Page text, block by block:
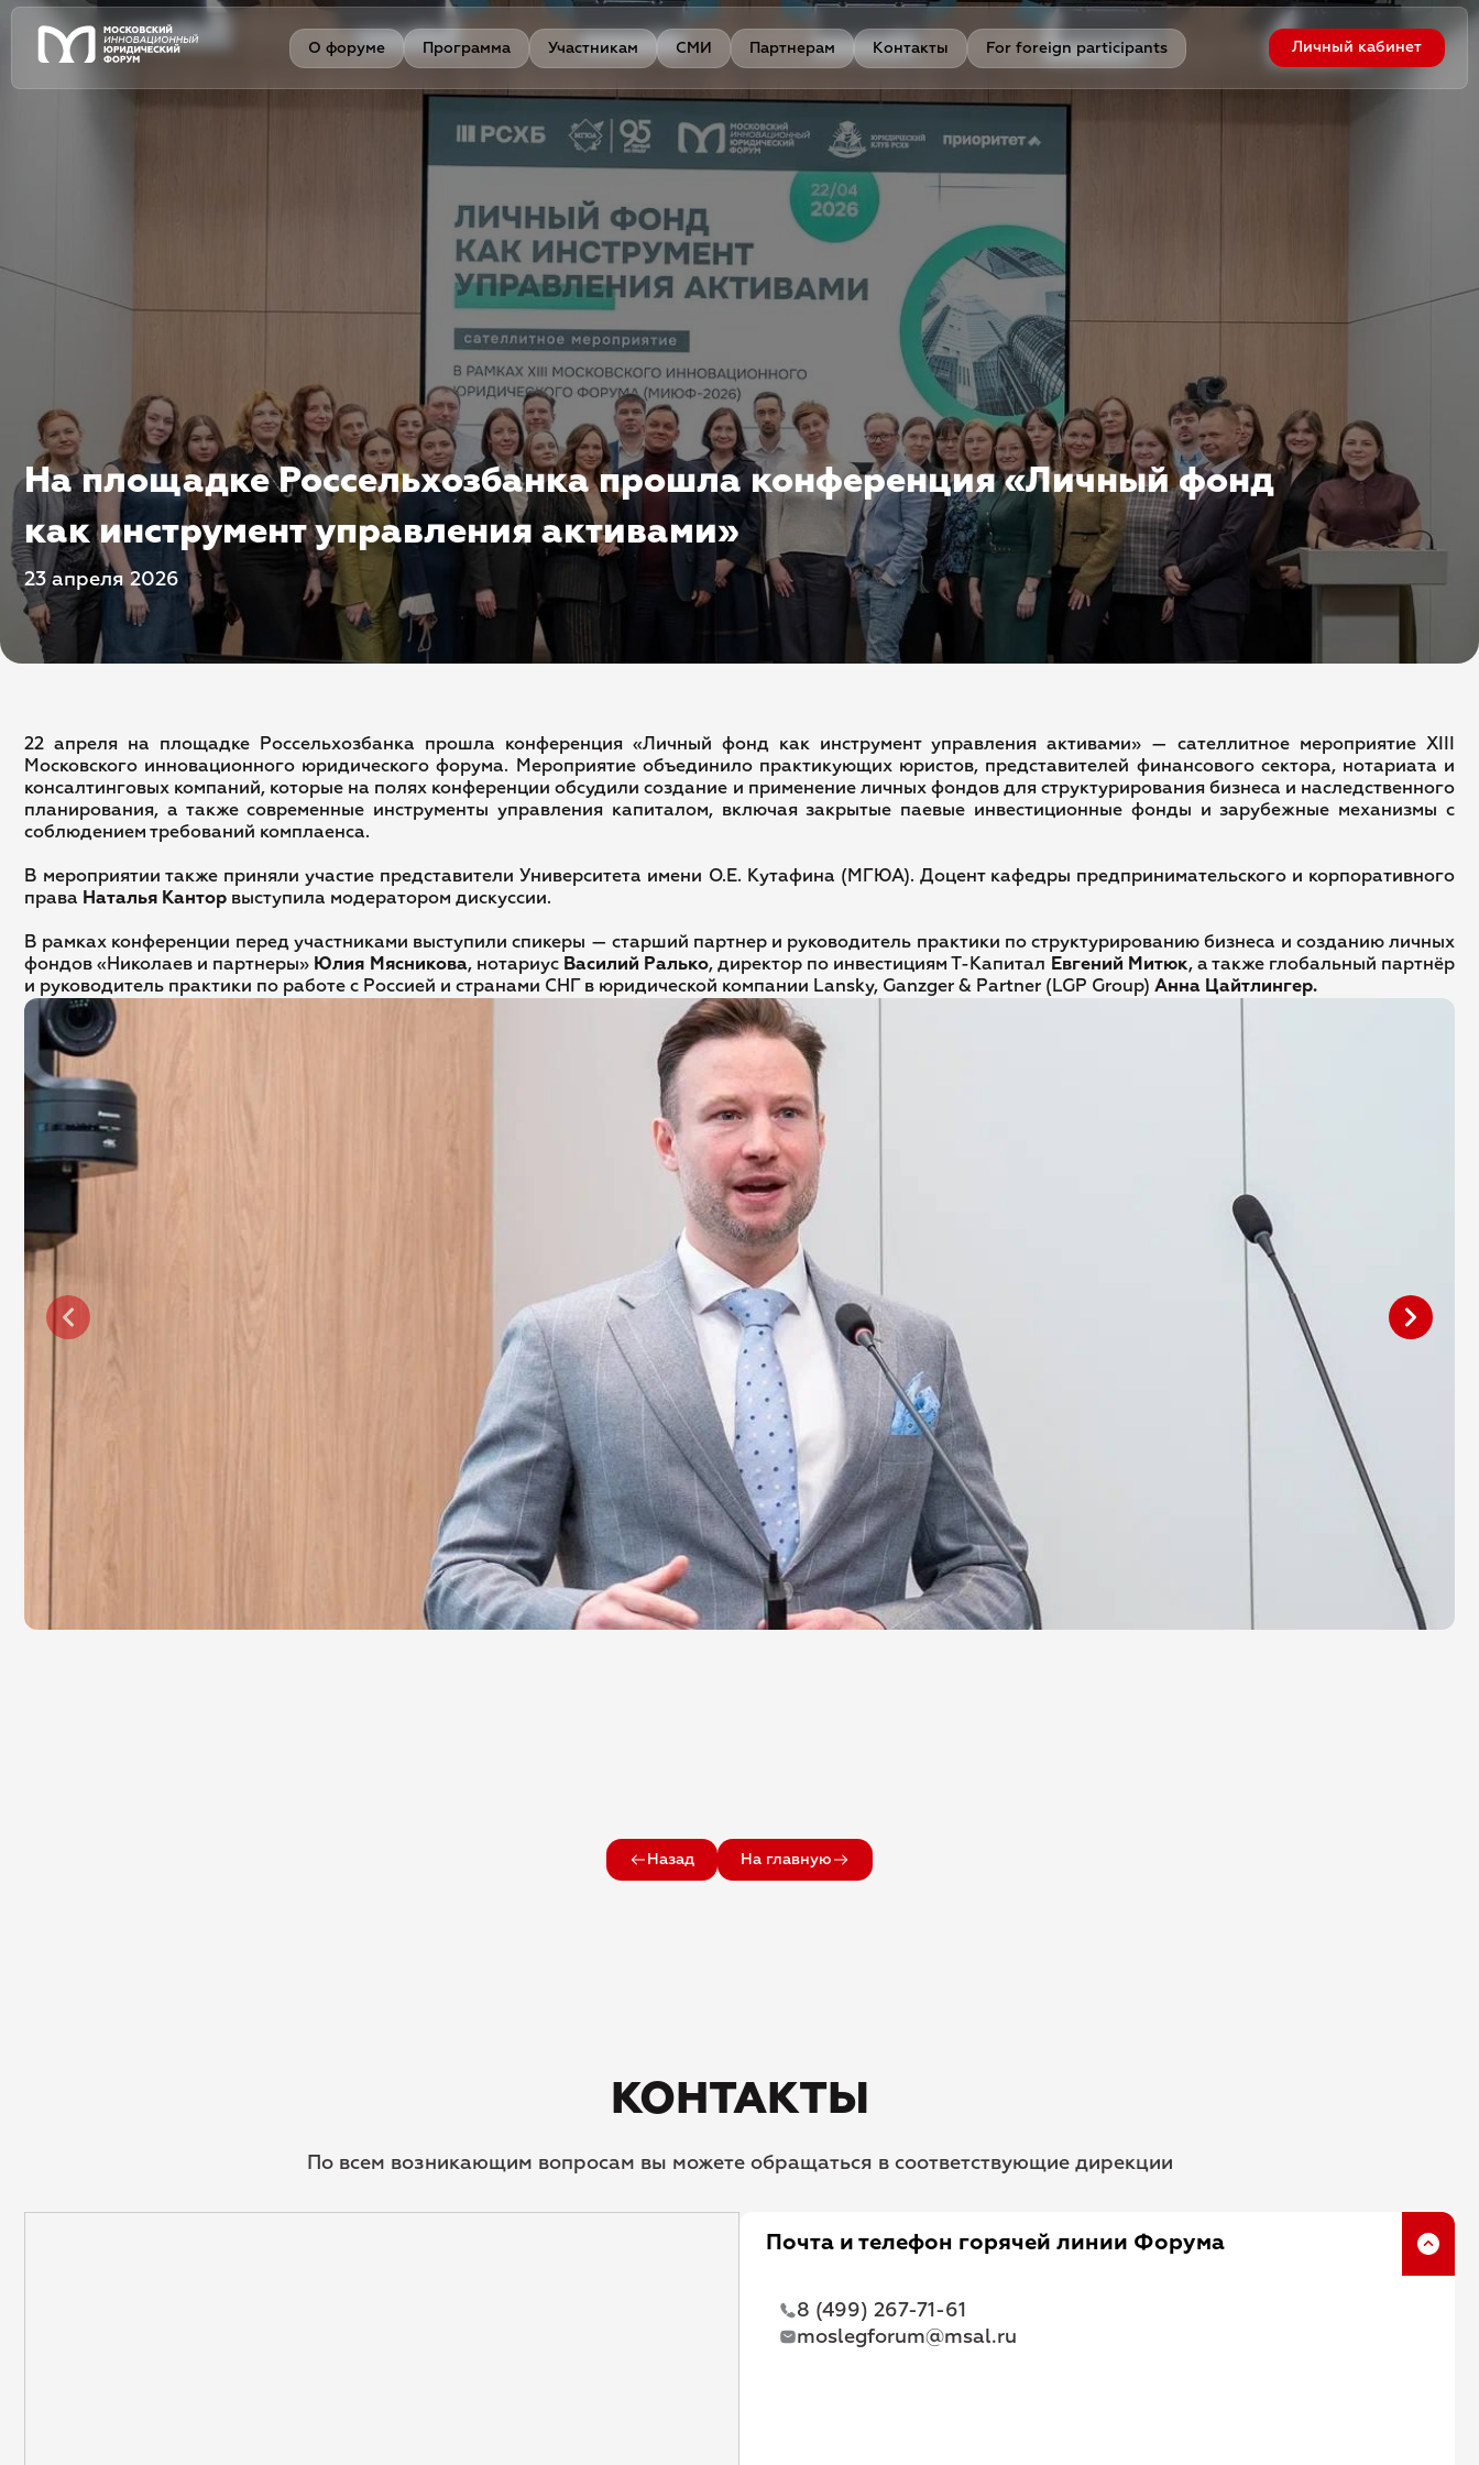
О форуме Программа Участникам СМИ Партнерам Контакты For foreign participants Личный кабинет
На площадке Россельхозбанка прошла конференция «Личный фонд
как инструмент управления активами»
23 апреля 2026
22 апреля на площадке Россельхозбанка прошла конференция «Личный фонд как инструмент управления активами» — сателлитное мероприятие XIII
Московского инновационного юридического форума. Мероприятие объединило практикующих юристов, представителей финансового сектора, нотариата и
консалтинговых компаний, которые на полях конференции обсудили создание и применение личных фондов для структурирования бизнеса и наследственного
планирования, а также современные инструменты управления капиталом, включая закрытые паевые инвестиционные фонды и зарубежные механизмы с
соблюдением требований комплаенса.
В мероприятии также приняли участие представители Университета имени О.Е. Кутафина (МГЮА). Доцент кафедры предпринимательского и корпоративного
права Наталья Кантор выступила модератором дискуссии.
В рамках конференции перед участниками выступили спикеры — старший партнер и руководитель практики по структурированию бизнеса и созданию личных
фондов «Николаев и партнеры» Юлия Мясникова, нотариус Василий Ралько, директор по инвестициям Т-Капитал Евгений Митюк, а также глобальный партнёр
и руководитель практики по работе с Россией и странами СНГ в юридической компании Lansky, Ganzger & Partner (LGP Group) Анна Цайтлингер.
Назад На главную
КОНТАКТЫ
По всем возникающим вопросам вы можете обращаться в соответствующие дирекции
Почта и телефон горячей линии Форума
8 (499) 267-71-61
moslegforum@msal.ru